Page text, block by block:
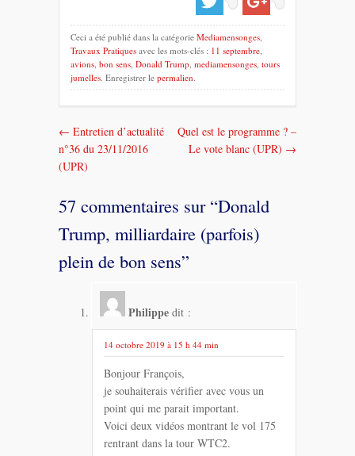
Ceci a été publié dans la catégorie Mediamensonges,
Travaux Pratiques avec les mots-clés : 11 septembre,
avions, bon sens, Donald Trump, mediamensonges, tours
jumelles. Enregistrer le permalien.
Navigation
dans
les
messages
← Entretien d’actualité
n°36 du 23/11/2016
(UPR)
Quel est le programme ? –
Le vote blanc (UPR) →
57 commentaires sur “Donald
Trump, milliardaire (parfois)
plein de bon sens”
Philippe dit :
14 octobre 2019 à 15 h 44 min
Bonjour François,
je souhaiterais vérifier avec vous un
point qui me parait important.
Voici deux vidéos montrant le vol 175
rentrant dans la tour WTC2.